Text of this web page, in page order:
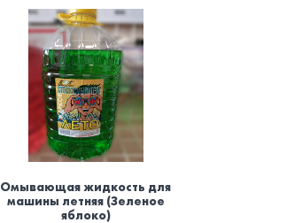
Омывающая жидкость для
машины летняя (Зеленое
яблоко)